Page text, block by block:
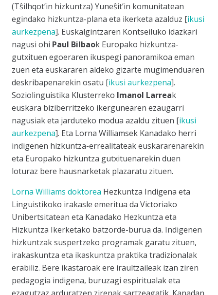
(Tŝilhqot’in hizkuntza) Yuneŝit’in komunitatean
egindako hizkuntza-plana eta ikerketa azalduz [ikusi
aurkezpena]. Euskalgintzaren Kontseiluko idazkari
nagusi ohi Paul Bilbaok Europako hizkuntza-
gutxituen egoeraren ikuspegi panoramikoa eman
zuen eta euskararen aldeko gizarte mugimenduaren
deskribapenarekin osatu [ikusi aurkezpena].
Soziolinguistika Klusterreko Imanol Larreak
euskara biziberritzeko ikergunearen ezaugarri
nagusiak eta jarduteko modua azaldu zituen [ikusi
aurkezpena]. Eta Lorna Williamsek Kanadako herri
indigenen hizkuntza-errealitateak euskararenarekin
eta Europako hizkuntza gutxituenarekin duen
loturaz bere hausnarketak plazaratu zituen.
Lorna Williams doktorea Hezkuntza Indigena eta
Linguistikoko irakasle emeritua da Victoriako
Unibertsitatean eta Kanadako Hezkuntza eta
Hizkuntza Ikerketako batzorde-burua da. Indigenen
hizkuntzak suspertzeko programak garatu zituen,
irakaskuntza eta ikaskuntza praktika tradizionalak
erabiliz. Bere ikastaroak ere iraultzaileak izan ziren
pedagogia indigena, buruzagi espiritualak eta